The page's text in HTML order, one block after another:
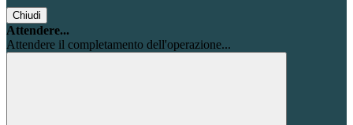
Chiudi
Attendere...
Attendere il completamento dell'operazione...